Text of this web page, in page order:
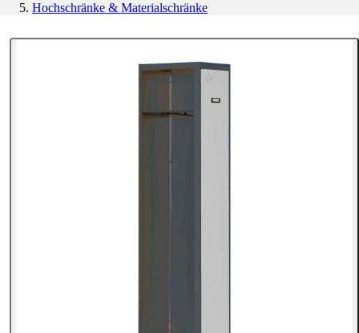
Hochschränke & Materialschränke